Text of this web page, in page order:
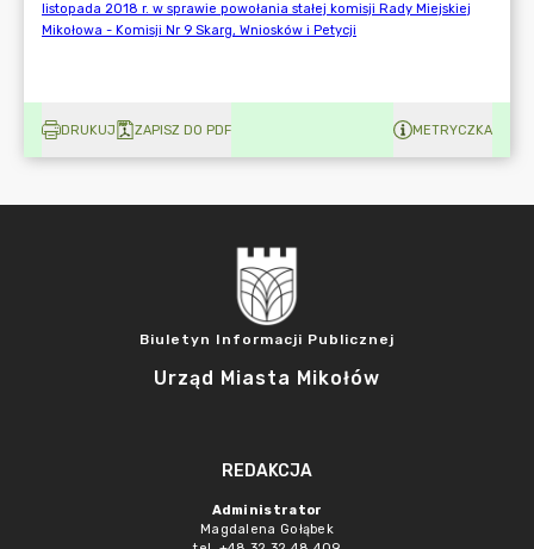
DRUKUJ ZAPISZ DO PDF METRYCZKA
Biuletyn Informacji Publicznej
Urząd Miasta Mikołów
REDAKCJA
Administrator
Magdalena Gołąbek